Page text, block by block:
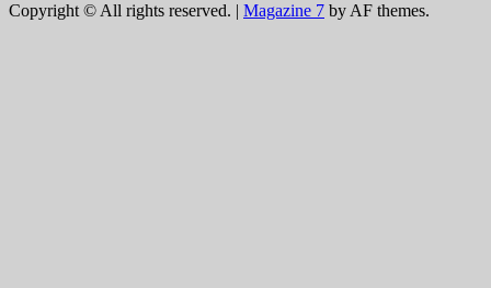
Copyright © All rights reserved. | Magazine 7 by AF themes.